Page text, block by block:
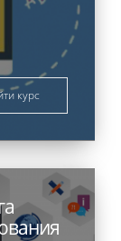
курс